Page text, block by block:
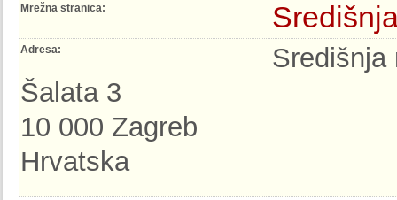
Mrežna stranica:
Adresa:
Središnja
Šalata 3
10 000 Zagreb
Hrvatska